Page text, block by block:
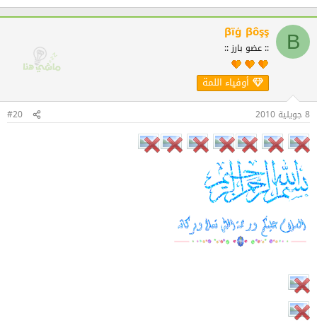
Β
βïģ βôşş
:: عضو بارز ::
أوفياء اللمة
8 جويلية 2010 #20